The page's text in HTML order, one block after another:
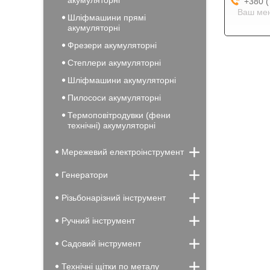
Ваш
Шліфмашини прямі
акумуляторні
Фрезери акумуляторні
Степлери акумуляторні
Шліфмашини акумуляторні
Пилососи акумуляторні
Термоповітродувки (фени
технічні) акумуляторні
Мережевий електроінструмент
Генератори
Різьбонарізний інструмент
Ручний інструмент
Садовий інструмент
Технічні щітки по металу